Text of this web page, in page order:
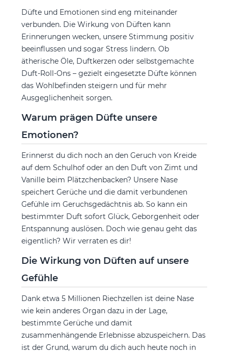
Düfte und Emotionen sind eng miteinander
verbunden. Die Wirkung von Düften kann
Erinnerungen wecken, unsere Stimmung positiv
beeinflussen und sogar Stress lindern. Ob
ätherische Öle, Duftkerzen oder selbstgemachte
Duft-Roll-Ons – gezielt eingesetzte Düfte können
das Wohlbefinden steigern und für mehr
Ausgeglichenheit sorgen.
Warum prägen Düfte unsere
Emotionen?
Erinnerst du dich noch an den Geruch von Kreide
auf dem Schulhof oder an den Duft von Zimt und
Vanille beim Plätzchenbacken? Unsere Nase
speichert Gerüche und die damit verbundenen
Gefühle im Geruchsgedächtnis ab. So kann ein
bestimmter Duft sofort Glück, Geborgenheit oder
Entspannung auslösen. Doch wie genau geht das
eigentlich? Wir verraten es dir!
Die Wirkung von Düften auf unsere
Gefühle
Dank etwa 5 Millionen Riechzellen ist deine Nase
wie kein anderes Organ dazu in der Lage,
bestimmte Gerüche und damit
zusammenhängende Erlebnisse abzuspeichern. Das
ist der Grund, warum du dich auch heute noch in